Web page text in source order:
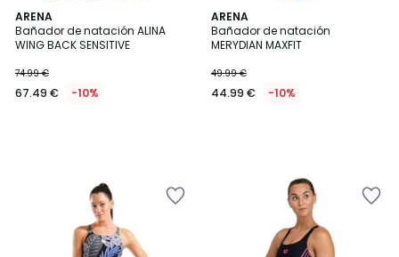
ARENA
Bañador de natación ALINA
WING BACK SENSITIVE
74.99 €
67.49 € -10%
ARENA
Bañador de natación
MERYDIAN MAXFIT
49.99 €
44.99 € -10%